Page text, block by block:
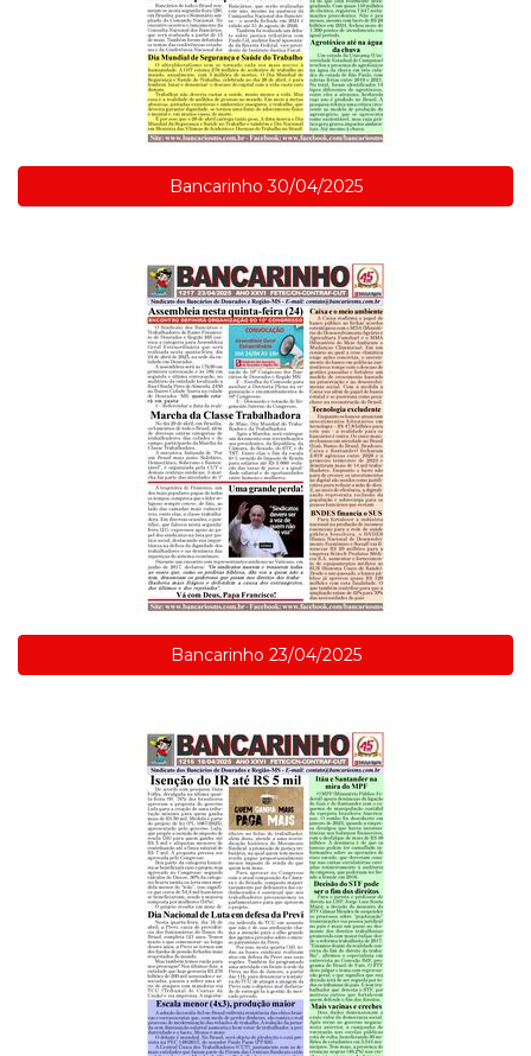
Bancarinho 30/04/2025
Bancarinho 23/04/2025